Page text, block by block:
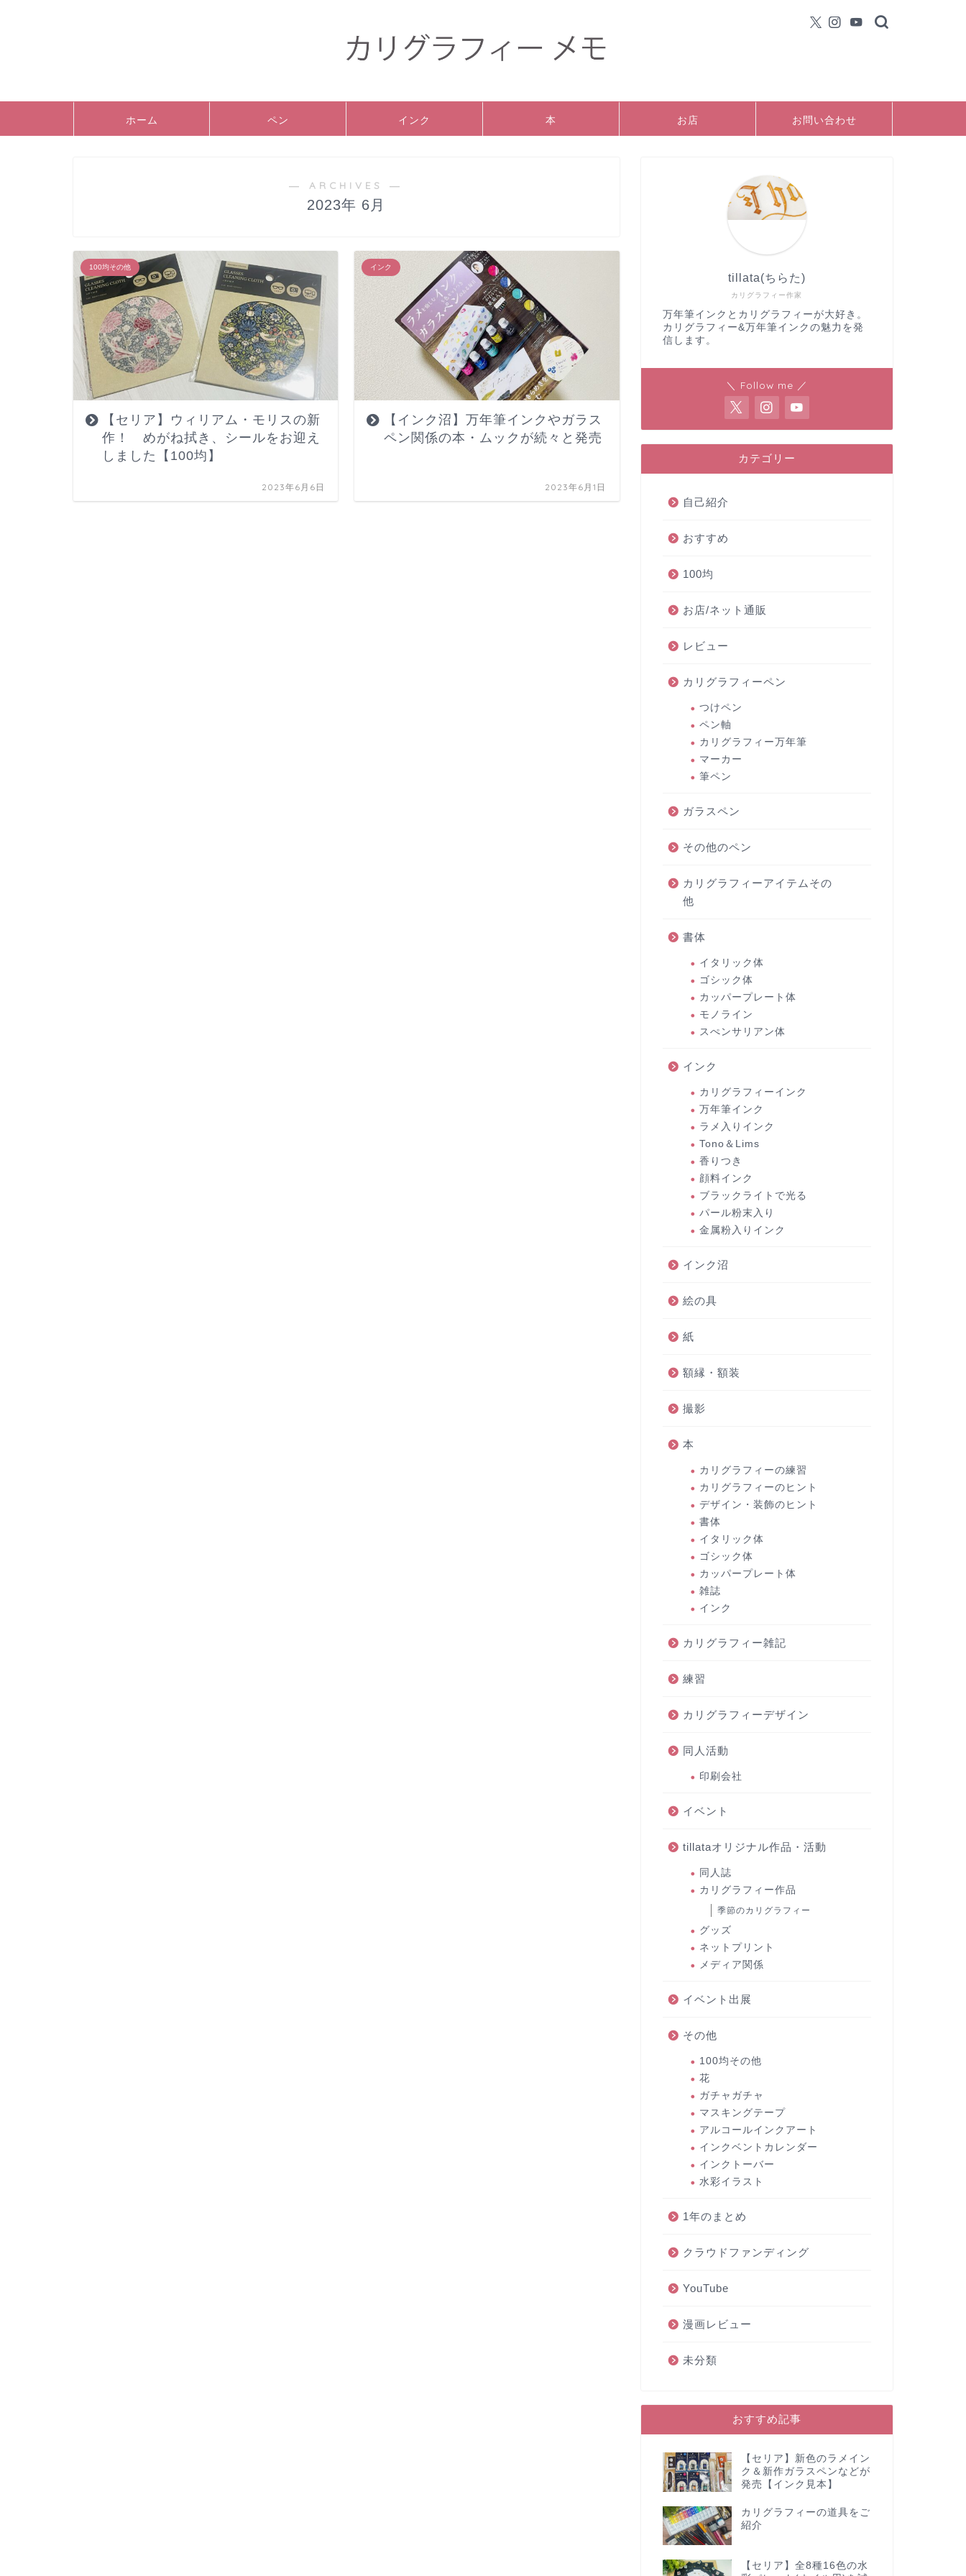
ホーム ペン インク 本 お店 お問い合わせ
― ARCHIVES ―
2023年 6月
100均その他
【セリア】ウィリアム・モリスの新
作！ めがね拭き、シールをお迎え
しました【100均】
2023年6月6日
インク
【インク沼】万年筆インクやガラス
ペン関係の本・ムックが続々と発売
2023年6月1日
カリグラフィー作家
tillata(ちらた)
万年筆インクとカリグラフィーが大好き。
カリグラフィー&万年筆インクの魅力を発
信します。
＼ Follow me ／
カテゴリー
自己紹介
おすすめ
100均
お店/ネット通販
レビュー
カリグラフィーペン
つけペン
ペン軸
カリグラフィー万年筆
マーカー
筆ペン
ガラスペン
その他のペン
カリグラフィーアイテムその
他
書体
イタリック体
ゴシック体
カッパープレート体
モノライン
スぺンサリアン体
インク
カリグラフィーインク
万年筆インク
ラメ入りインク
Tono＆Lims
香りつき
顔料インク
ブラックライトで光る
パール粉末入り
金属粉入りインク
インク沼
絵の具
紙
額縁・額装
撮影
本
カリグラフィーの練習
カリグラフィーのヒント
デザイン・装飾のヒント
書体
イタリック体
ゴシック体
カッパープレート体
雑誌
インク
カリグラフィー雑記
練習
カリグラフィーデザイン
同人活動
印刷会社
イベント
tillataオリジナル作品・活動
同人誌
カリグラフィー作品
季節のカリグラフィー
グッズ
ネットプリント
メディア関係
イベント出展
その他
100均その他
花
ガチャガチャ
マスキングテープ
アルコールインクアート
インクベントカレンダー
インクトーバー
水彩イラスト
1年のまとめ
クラウドファンディング
YouTube
漫画レビュー
未分類
おすすめ記事
【セリア】新色のラメイン
ク＆新作ガラスペンなどが
発売【インク見本】
カリグラフィーの道具をご
紹介
【セリア】全8種16色の水